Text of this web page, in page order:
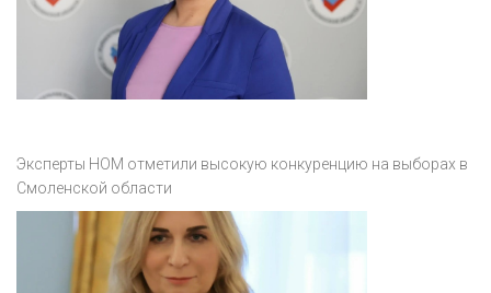
Эксперты НОМ отметили высокую конкуренцию на выборах в
Смоленской области